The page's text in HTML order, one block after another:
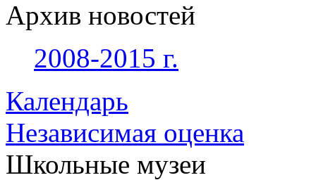
Архив новостей
2008-2015 г.
Календарь
Независимая оценка
Школьные музеи